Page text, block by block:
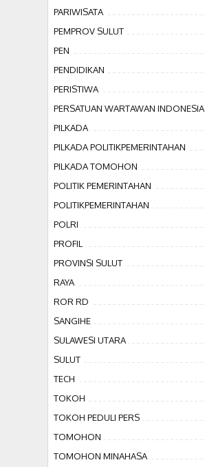
PARIWISATA
PEMPROV SULUT
PEN
PENDIDIKAN
PERISTIWA
PERSATUAN WARTAWAN INDONESIA
PILKADA
PILKADA POLITIKPEMERINTAHAN
PILKADA TOMOHON
POLITIK PEMERINTAHAN
POLITIKPEMERINTAHAN
POLRI
PROFIL
PROVINSI SULUT
RAYA
ROR RD
SANGIHE
SULAWESI UTARA
SULUT
TECH
TOKOH
TOKOH PEDULI PERS
TOMOHON
TOMOHON MINAHASA